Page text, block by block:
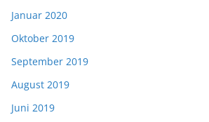
Januar 2020
Oktober 2019
September 2019
August 2019
Juni 2019